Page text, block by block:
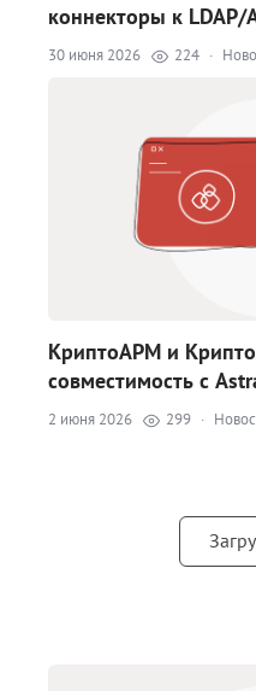
коннекторы к LDAP/
30 июня 2026 224 ·
КриптоАРМ и
совместимость с
2 июня 2026 299 ·